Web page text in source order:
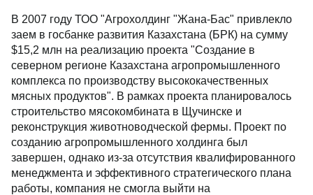
В 2007 году ТОО "Агрохолдинг "Жана-Бас" привлекло
заем в госбанке развития Казахстана (БРК) на сумму
$15,2 млн на реализацию проекта "Создание в
северном регионе Казахстана агропромышленного
комплекса по производству высококачественных
мясных продуктов". В рамках проекта планировалось
строительство мясокомбината в Щучинске и
реконструкция животноводческой фермы. Проект по
созданию агропромышленного холдинга был
завершен, однако из-за отсутствия квалифированного
менеджмента и эффективного стратегического плана
работы, компания не смогла выйти на